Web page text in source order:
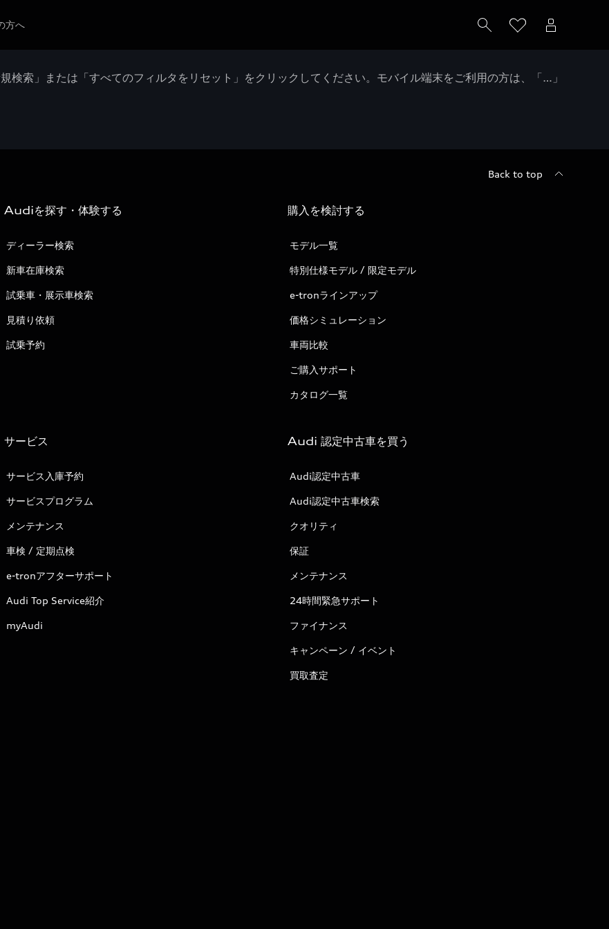
方へ
索」または「すべてのフィルタをリセット」をクリックしてください。モバイル端末をご利用の方は、「…」
Back to top
Audiを探す・体験する
ディーラー検索
新車在庫検索
試乗車・展示車検索
見積り依頼
試乗予約
購入を検討する
モデル一覧
特別仕様モデル / 限定モデル
e-tronラインアップ
価格シミュレーション
車両比較
ご購入サポート
カタログ一覧
サービス
サービス入庫予約
サービスプログラム
メンテナンス
車検 / 定期点検
e-tronアフターサポート
Audi Top Service紹介
myAudi
Audi 認定中古車を買う
Audi認定中古車
Audi認定中古車検索
クオリティ
保証
メンテナンス
24時間緊急サポート
ファイナンス
キャンペーン / イベント
買取査定